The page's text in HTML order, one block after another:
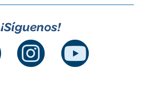
¡Síguenos!